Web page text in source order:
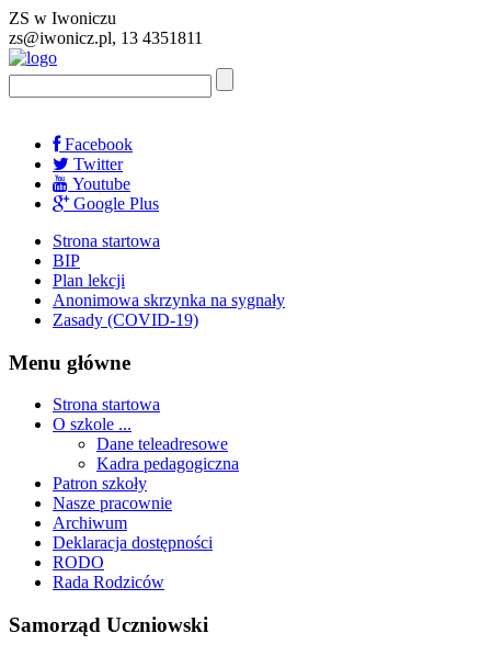
ZS w Iwoniczu
zs@iwonicz.pl, 13 4351811
Facebook
Twitter
Youtube
Google Plus
Strona startowa
BIP
Plan lekcji
Anonimowa skrzynka na sygnały
Zasady (COVID-19)
Menu główne
Strona startowa
O szkole ...
Dane teleadresowe
Kadra pedagogiczna
Patron szkoły
Nasze pracownie
Archiwum
Deklaracja dostępności
RODO
Rada Rodziców
Samorząd Uczniowski